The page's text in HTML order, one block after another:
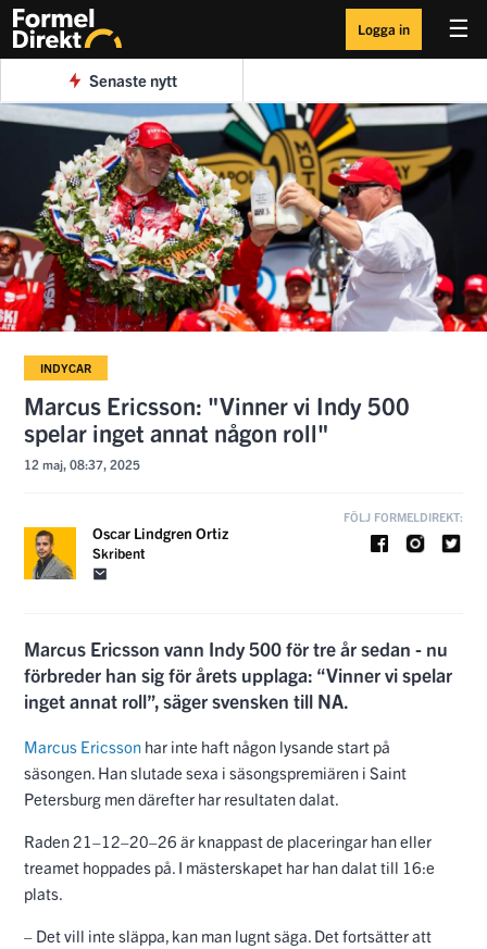
☰
Logga in
Senaste nytt
INDYCAR
Marcus Ericsson: "Vinner vi Indy 500
spelar inget annat någon roll"
12 maj, 08:37, 2025
Oscar Lindgren Ortiz
Skribent
FÖLJ FORMELDIREKT:
Marcus Ericsson vann Indy 500 för tre år sedan - nu
förbreder han sig för årets upplaga: “Vinner vi spelar
inget annat roll”, säger svensken till NA.
Marcus Ericsson har inte haft någon lysande start på
säsongen. Han slutade sexa i säsongspremiären i Saint
Petersburg men därefter har resultaten dalat.
Raden 21–12–20–26 är knappast de placeringar han eller
treamet hoppades på. I mästerskapet har han dalat till 16:e
plats.
– Det vill inte släppa, kan man lugnt säga. Det fortsätter att